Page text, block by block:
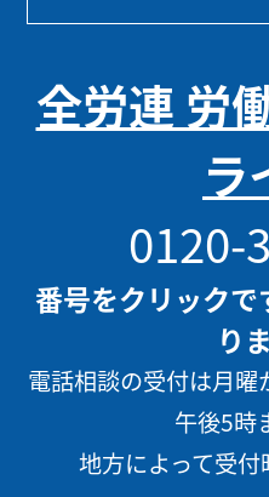
全労連 労
ラ
0120-
番号をクリック
り
電話相談の受付は月
午後5時
地方によって受付